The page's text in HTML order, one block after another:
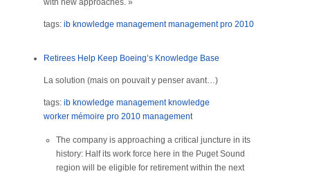
with new approaches. »
tags: ib knowledge management management pro 2010
Retirees Help Keep Boeing’s Knowledge Base
La solution (mais on pouvait y penser avant…)
tags: ib knowledge management knowledge
worker mémoire pro 2010 management
The company is approaching a critical juncture in its
history: Half its work force here in the Puget Sound
region will be eligible for retirement within the next